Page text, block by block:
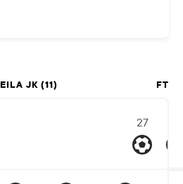
JK (11)
27
FT